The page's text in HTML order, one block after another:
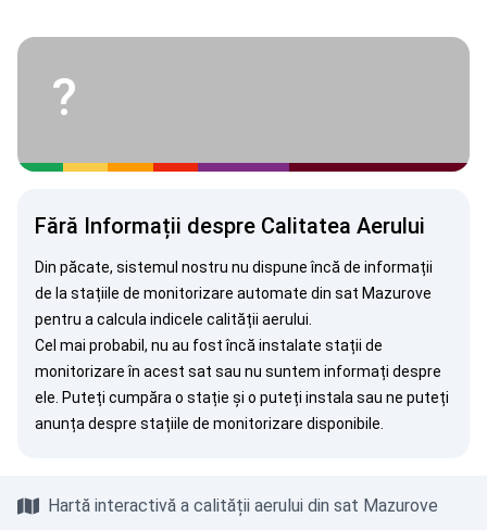
?
Fără Informații despre Calitatea Aerului
Din păcate, sistemul nostru nu dispune încă de informații
de la stațiile de monitorizare automate din sat Mazurove
pentru a calcula indicele calității aerului.
Cel mai probabil, nu au fost încă instalate stații de
monitorizare în acest sat sau nu suntem informați despre
ele. Puteți cumpăra o stație și o puteți instala sau ne puteți
anunța despre stațiile de monitorizare disponibile.
Hartă interactivă a calității aerului din sat Mazurove